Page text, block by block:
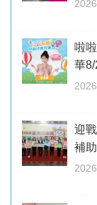
啦
華
迎
補